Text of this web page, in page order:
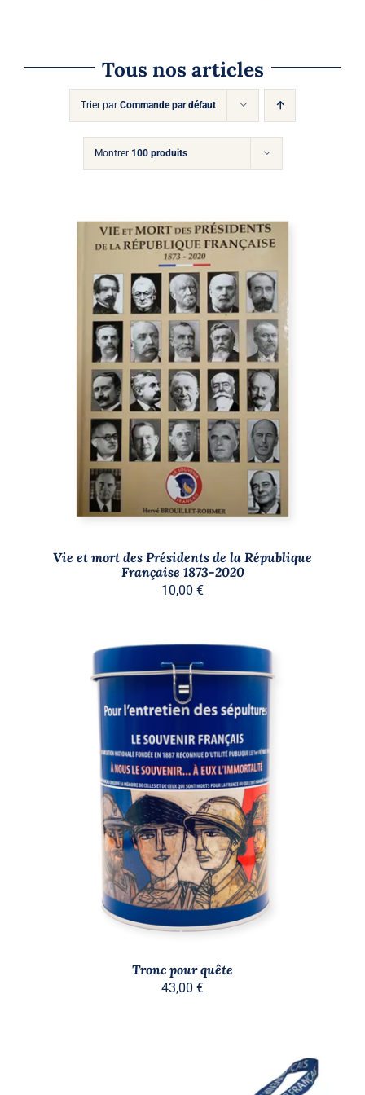
CHOISIES
PRODUIT
Tous nos articles
Trier par Commande par défaut
Montrer 100 produits
AJOUTER AU PANIER
/
Vie et mort des Présidents de la République
Française 1873-2020
10,00 €
/
Tronc pour quête
43,00 €